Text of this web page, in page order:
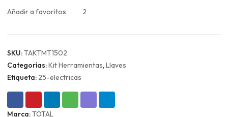
Piezas
Añadir a favoritos 2
SKU:TAKTMT1502
Categorías:Kit Herramientas,Llaves
Etiqueta: 25-electricas
Marca:TOTAL